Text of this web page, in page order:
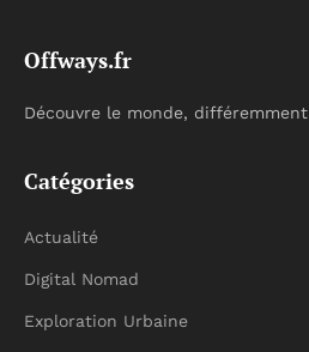
Offways.fr
Découvre le monde, différemment
Catégories
Actualité
Digital Nomad
Exploration Urbaine